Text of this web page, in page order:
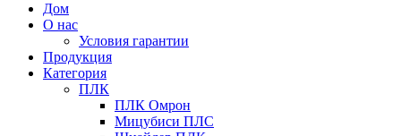
Дом
О нас
Условия гарантии
Продукция
Категория
ПЛК
ПЛК Омрон
Мицубиси ПЛС